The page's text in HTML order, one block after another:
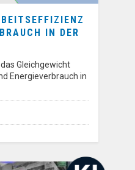
IN DER
Gleichgewicht
Energieverbrauch in